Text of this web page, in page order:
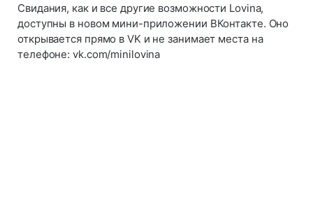
Свидания, как и все другие возможности Lovina,
доступны в новом мини-приложении ВКонтакте. Оно
открывается прямо в VK и не занимает места на
телефоне: vk.com/minilovina